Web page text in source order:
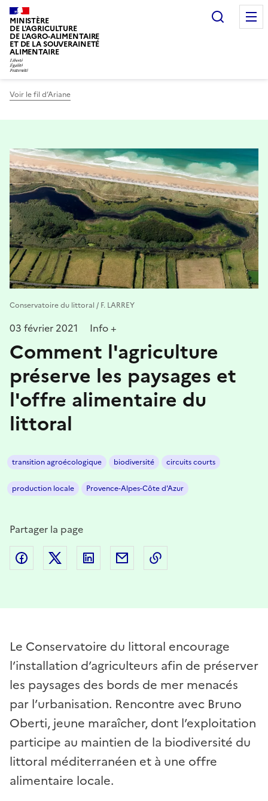
MINISTÈRE
DE L'AGRICULTURE
DE L'AGRO-ALIMENTAIRE
ET DE LA SOUVERAINETÉ
ALIMENTAIRE
Voir le fil d’Ariane
Conservatoire du littoral / F. LARREY
03 février 2021 Info +
Comment l'agriculture
préserve les paysages et
l'offre alimentaire du
littoral
transition agroécologique biodiversité circuits courts
production locale Provence-Alpes-Côte d'Azur
Partager la page
Partager sur Facebook
Partager sur Twitter
Partager sur LinkedIn
Partager par email
Le Conservatoire du littoral encourage
l’installation d’agriculteurs afin de préserver
les paysages des bords de mer menacés
par l’urbanisation. Rencontre avec Bruno
Oberti, jeune maraîcher, dont l’exploitation
participe au maintien de la biodiversité du
littoral méditerranéen et à une offre
alimentaire locale.